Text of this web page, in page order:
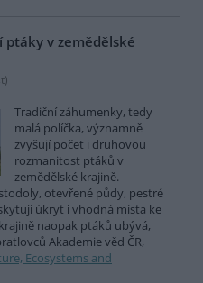
v zemědělské
)
Tradiční záhumenky, tedy
malá políčka, významně
zvyšují počet i druhovou
rozmanitost ptáků v
zemědělské krajině.
otevřené půdy, pestré
úkryt i vhodná místa ke
naopak ptáků ubývá,
Akademie věd ČR,
Ecosystems and